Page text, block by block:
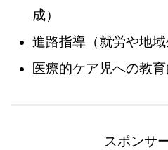
成）
進路指導（就労や地域
医療的ケア児への教
スポンサ